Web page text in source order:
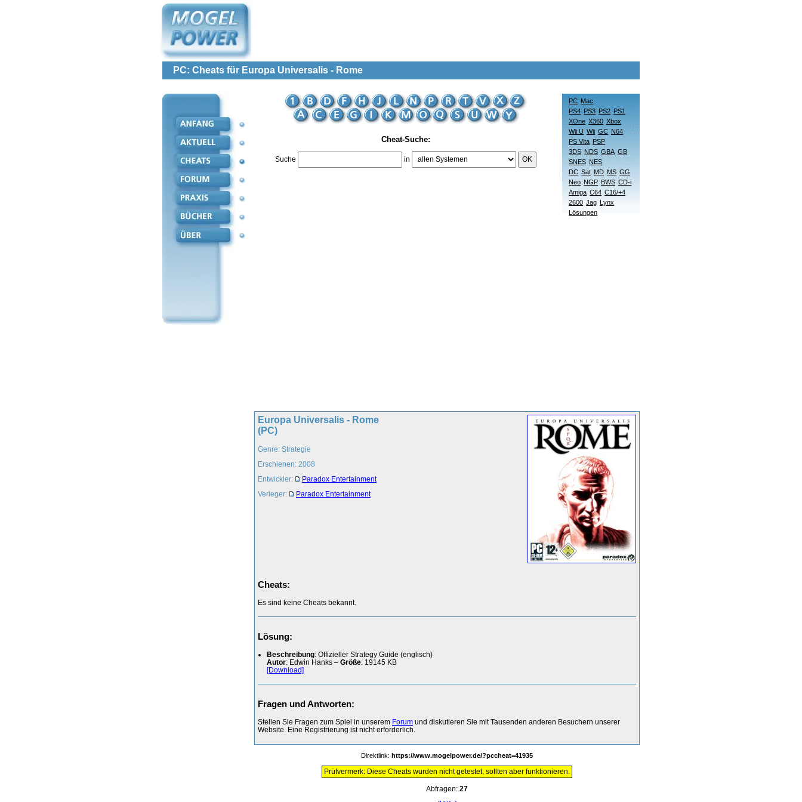
PC: Cheats für Europa Universalis - Rome
Cheat-Suche:
Suche in OK
PC Mac
PS4 PS3 PS2 PS1
XOne X360 Xbox
Wii U Wii GC N64
PS Vita PSP
3DS NDS GBA GB
SNES NES
DC Sat MD MS GG
Neo NGP BWS CD-i
Amiga C64 C16/+4
2600 Jag Lynx
Lösungen
Europa Universalis - Rome
(PC)
Genre: Strategie
Erschienen: 2008
Entwickler:
Paradox Entertainment
Verleger:
Paradox Entertainment
Cheats:
Es sind keine Cheats bekannt.
Lösung:
Beschreibung: Offizieller Strategy Guide (englisch)
Autor: Edwin Hanks – Größe: 19145 KB
[Download]
Fragen und Antworten:
Stellen Sie Fragen zum Spiel in unserem Forum und diskutieren Sie mit Tausenden anderen Besuchern unserer
Website. Eine Registrierung ist nicht erforderlich.
Direktlink: https://www.mogelpower.de/?pccheat=41935
Prüfvermerk: Diese Cheats wurden nicht getestet, sollten aber funktionieren.
Abfragen: 27